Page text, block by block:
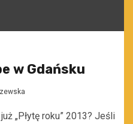
w Gdańsku
„Płytę roku” 2013? Jeśli